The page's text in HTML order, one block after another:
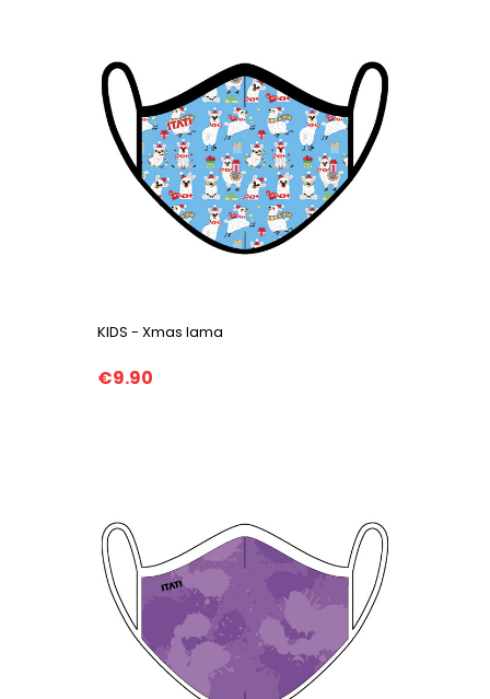
KIDS - Xmas lama
€9.90